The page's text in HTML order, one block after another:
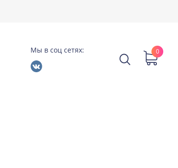
Мы в соц сетях: 0